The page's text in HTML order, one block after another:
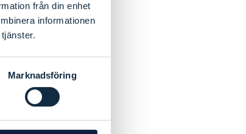
från din enhet
informationen
Marknadsföring